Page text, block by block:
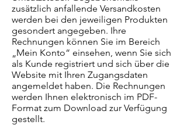
zusätzlich anfallende Versandkosten
werden bei den jeweiligen Produkten
gesondert angegeben. Ihre
Rechnungen können Sie im Bereich
„Mein Konto“ einsehen, wenn Sie sich
als Kunde registriert und sich über die
Website mit Ihren Zugangsdaten
angemeldet haben. Die Rechnungen
werden Ihnen elektronisch im PDF-
Format zum Download zur Verfügung
gestellt.